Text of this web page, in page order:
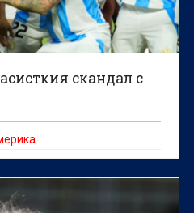
скандал с